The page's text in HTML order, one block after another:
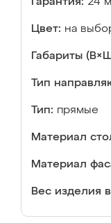
Цвет: на
Габариты
Тип
Тип: прямые
Материал
Материал
Вес изделия